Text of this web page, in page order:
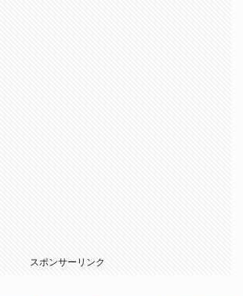
スポンサーリンク